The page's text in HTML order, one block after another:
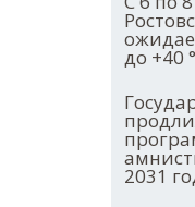
до +40
2031